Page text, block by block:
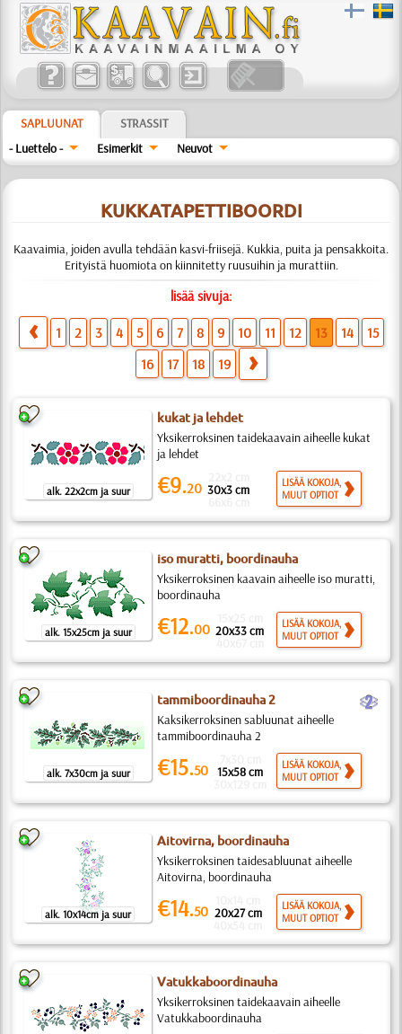
SAPLUUNAT
STRASSIT
- Luettelo -
Esimerkit Neuvot
KUKKATAPETTIBOORDI
Kaavaimia, joiden avulla tehdään kasvi-friisejä. Kukkia, puita ja pensakkoita.
Erityistä huomiota on kiinnitetty ruusuihin ja murattiin.
lisää sivuja:
1 2 3 4 5 6 7 8 9 10 11 12 13 14
15
16
17 18 19
alk. 22x2cm ja suur
kukat ja lehdet
Yksikerroksinen taidekaavain aiheelle kukat
ja lehdet
€9.20 30x3 cm
LISÄÄ KOKOJA,
MUUT OPTIOT
alk. 15x25cm ja suur
iso muratti, boordinauha
Yksikerroksinen kaavain aiheelle iso muratti,
boordinauha
€12.00 20x33 cm
LISÄÄ KOKOJA,
MUUT OPTIOT
alk. 7x30cm ja suur
tammiboordinauha 2 b
Kaksikerroksinen sabluunat aiheelle
tammiboordinauha 2
€15.50 15x58 cm
LISÄÄ KOKOJA,
MUUT OPTIOT
alk. 10x14cm ja suur
Aitovirna, boordinauha
Yksikerroksinen taidesabluunat aiheelle
Aitovirna, boordinauha
€14.50 20x27 cm
LISÄÄ KOKOJA,
MUUT OPTIOT
Vatukkaboordinauha
Yksikerroksinen taidekaavain aiheelle
Vatukkaboordinauha